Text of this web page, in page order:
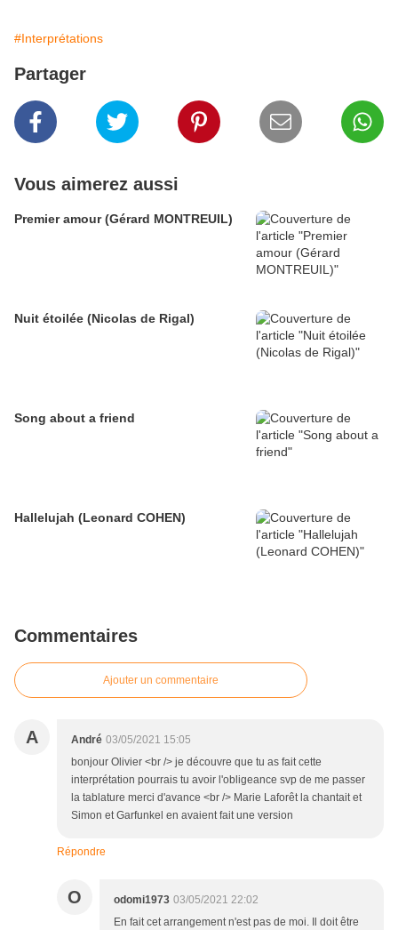
#Interprétations
Partager
Vous aimerez aussi
Premier amour (Gérard MONTREUIL)
Nuit étoilée (Nicolas de Rigal)
Song about a friend
Hallelujah (Leonard COHEN)
Commentaires
Ajouter un commentaire
A André 03/05/2021 15:05
bonjour Olivier <br /> je découvre que tu as fait cette
interprétation pourrais tu avoir l'obligeance svp de me passer
la tablature merci d'avance <br /> Marie Laforêt la chantait et
Simon et Garfunkel en avaient fait une version
Répondre
O odomi1973 03/05/2021 22:02
En fait cet arrangement n'est pas de moi. Il doit être